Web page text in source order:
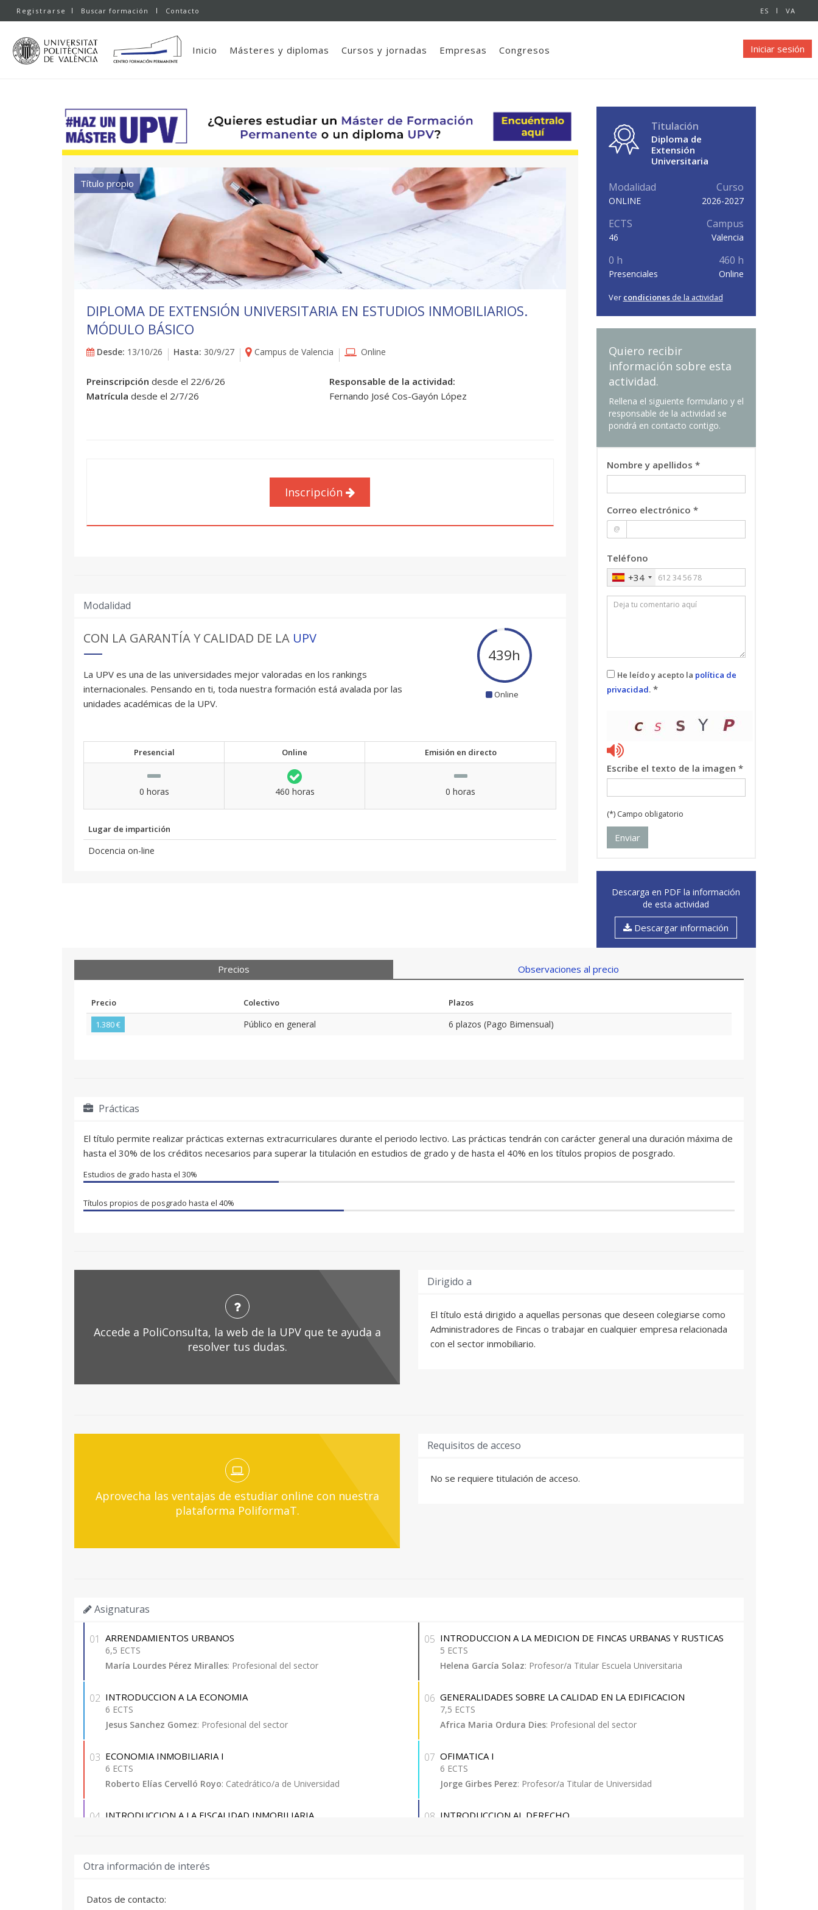
Registrarse Buscar formación Contacto ES VA
Iniciar sesión
Inicio Másteres y diplomas Cursos y jornadas Empresas Congresos
Título propio
DIPLOMA DE EXTENSIÓN UNIVERSITARIA EN ESTUDIOS INMOBILIARIOS.
MÓDULO BÁSICO
Desde: 13/10/26 Hasta: 30/9/27 Campus de Valencia Online
Preinscripción desde el 22/6/26
Matrícula desde el 2/7/26
Responsable de la actividad:
Fernando José Cos-Gayón López
Inscripción
Modalidad
CON LA GARANTÍA Y CALIDAD DE LA UPV
La UPV es una de las universidades mejor valoradas en los rankings
internacionales. Pensando en ti, toda nuestra formación está avalada por las
unidades académicas de la UPV.
460h
Online
Presencial Online Emisión en directo
0 horas 460 horas 0 horas
Lugar de impartición
Docencia on-line
Titulación
Diploma de
Extensión
Universitaria
Modalidad
ONLINE
Curso
2026-2027
ECTS
46
Campus
Valencia
0 h
Presenciales
460 h
Online
Ver condicionesde la actividad
Quiero recibir
información sobre esta
actividad.
Rellena el siguiente formulario y el
responsable de la actividad se
pondrá en contacto contigo.
Nombre y apellidos *
Correo electrónico *
@
Teléfono
+34
He leído y acepto la política de
privacidad.*
Escribe el texto de la imagen *
(*) Campo obligatorio
Enviar
Descarga en PDF la información
de esta actividad
Descargar información
Precios Observaciones al precio
Precio Colectivo
Plazos
1.380 €
Público en general 6 plazos (Pago Bimensual)
Prácticas
El título permite realizar prácticas externas extracurriculares durante el periodo lectivo. Las prácticas tendrán con carácter general una duración máxima de
hasta el 30% de los créditos necesarios para superar la titulación en estudios de grado y de hasta el 40% en los títulos propios de posgrado.
Estudios de grado hasta el 30%
Títulos propios de posgrado hasta el 40%
Accede a PoliConsulta, la web de la UPV que te ayuda a
resolver tus dudas.
Dirigido a
El título está dirigido a aquellas personas que deseen colegiarse como
Administradores de Fincas o trabajar en cualquier empresa relacionada
con el sector inmobiliario.
Aprovecha las ventajas de estudiar online con nuestra
plataforma PoliformaT.
Requisitos de acceso
No se requiere titulación de acceso.
Asignaturas
01 ARRENDAMIENTOS URBANOS
6,5 ECTS
María Lourdes Pérez Miralles: Profesional del sector
02 INTRODUCCION A LA ECONOMIA
6 ECTS
Jesus Sanchez Gomez: Profesional del sector
03 ECONOMIA INMOBILIARIA I
6 ECTS
Roberto Elías Cervelló Royo: Catedrático/a de Universidad
04 INTRODUCCION A LA FISCALIDAD INMOBILIARIA
05 INTRODUCCION A LA MEDICION DE FINCAS URBANAS Y RUSTICAS
5 ECTS
Helena García Solaz: Profesor/a Titular Escuela Universitaria
06 GENERALIDADES SOBRE LA CALIDAD EN LA EDIFICACION
7,5 ECTS
Africa Maria Ordura Dies: Profesional del sector
07 OFIMATICA I
6 ECTS
Jorge Girbes Perez: Profesor/a Titular de Universidad
08 INTRODUCCION AL DERECHO
Otra información de interés
Datos de contacto: